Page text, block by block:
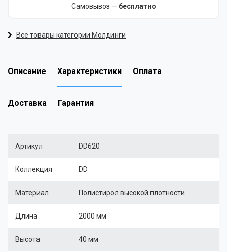
Самовывоз — бесплатно
Все товары категории Молдинги
Описание Характеристики Оплата
Доставка Гарантия
Артикул DD620
Коллекция DD
Материал Полистирол высокой плотности
Длина 2000 мм
Высота 40 мм